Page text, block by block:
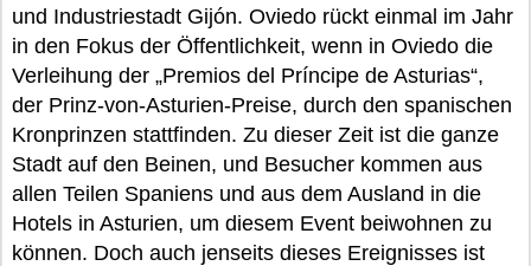
und Industriestadt Gijón. Oviedo rückt einmal im Jahr
in den Fokus der Öffentlichkeit, wenn in Oviedo die
Verleihung der „Premios del Príncipe de Asturias“,
der Prinz-von-Asturien-Preise, durch den spanischen
Kronprinzen stattfinden. Zu dieser Zeit ist die ganze
Stadt auf den Beinen, und Besucher kommen aus
allen Teilen Spaniens und aus dem Ausland in die
Hotels in Asturien, um diesem Event beiwohnen zu
können. Doch auch jenseits dieses Ereignisses ist